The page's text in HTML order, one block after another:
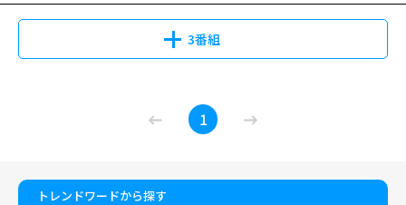
手銀行で仕事に打ち込む徹朗（草彅剛）は、不意に離婚を求めて家を出た
妻・可奈子（りょう）に代わり、小学生の娘・凛（美山加恋）の世話や家事
3番組
1
トレンドワードから探す